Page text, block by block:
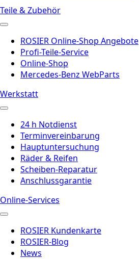
Teile & Zubehör
ROSIER Online-Shop Angebote
Profi-Teile-Service
Online-Shop
Mercedes-Benz WebParts
Werkstatt
24 h Notdienst
Terminvereinbarung
Hauptuntersuchung
Räder & Reifen
Scheiben-Reparatur
Anschlussgarantie
Online-Services
ROSIER Kundenkarte
ROSIER-Blog
News